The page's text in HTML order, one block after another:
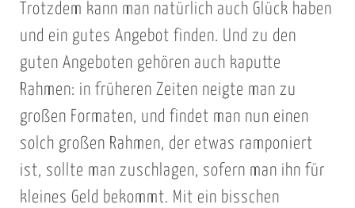
Trotzdem kann man natürlich auch Glück haben
und ein gutes Angebot finden. Und zu den
guten Angeboten gehören auch kaputte
Rahmen: in früheren Zeiten neigte man zu
großen Formaten, und findet man nun einen
solch großen Rahmen, der etwas ramponiert
ist, sollte man zuschlagen, sofern man ihn für
kleines Geld bekommt. Mit ein bisschen